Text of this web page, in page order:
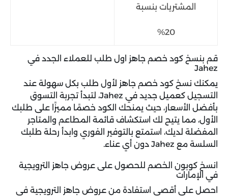
المشتريات بنسبة
20%
قم بنسخ كود خصم جاهز اول طلب للعملاء الجدد في
Jahez
يمكنك نسخ كود خصم جاهز لأول طلب بكل سهولة عند
التسجيل كعميل جديد في Jahez، لتبدأ تجربة التسوق
بأفضل الأسعار، حيث يمنحك الكود خصمًا مميزًا على طلبك
الأول، مما يتيح لك استكشاف قائمة المطاعم والمتاجر
المفضلة لديك، استمتع بالتوفير الفوري وابدأ رحلة طلبك
السلسة مع Jahez دون أي عناء.
انسخ كوبون الخصم للحصول على عروض جاهز الترويجية
في الإمارات
احصل على أقصى استفادة من عروض جاهز الترويجية في